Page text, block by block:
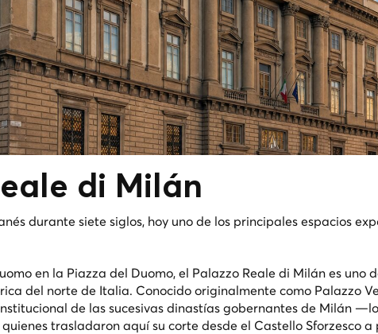
di Milán
durante siete siglos, hoy uno de los principales espacios
en la Piazza del Duomo, el Palazzo Reale di Milán es uno
del norte de Italia. Conocido originalmente como Palazzo
de las sucesivas dinastías gobernantes de Milán
trasladaron aquí su corte desde el Castello Sforzesco a